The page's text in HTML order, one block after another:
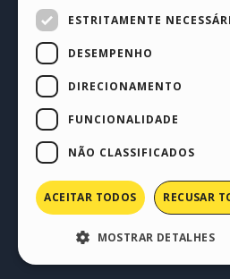
Comunidade
Websites de
Copyright © 2026
Este site contém
terceiros em conexão
ESTRITAMENTE
DESEMPENHO
DIRECIONAMENTO
FUNCIONALIDADE
NÃO CLASSIFICADOS
ACEITAR TODOS RECUSAR
MOSTRAR DETALHES